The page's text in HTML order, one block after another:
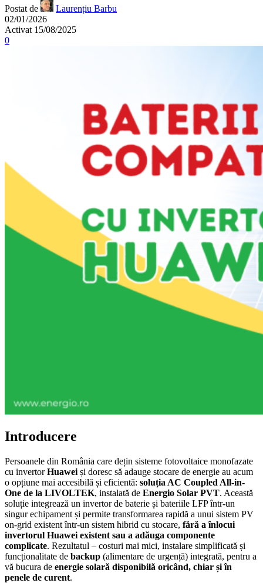
Postat de
Laurențiu Barbu
02/01/2026
Activat 15/08/2025
0
Introducere
Persoanele din România care dețin sisteme fotovoltaice monofazate
cu invertorHuawei și doresc să adauge stocare de energie au acum
o opțiune mai accesibilă și eficientă: soluția AC Coupled All-in-
One de la LIVOLTEK, instalată de Energio Solar PVT. Această
soluție integrează un invertor de baterie și bateriile LFP într-un
singur echipament și permite transformarea rapidă a unui sistem PV
on-grid existent într-un sistem hibrid cu stocare, fără a înlocui
invertorul Huawei existent sau a adăuga componente
complicate. Rezultatul – costuri mai mici, instalare simplificată și
funcționalitate de backup (alimentare de urgență) integrată, pentru a
vă bucura de energie solară disponibilă oricând, chiar și în
penele de curent.